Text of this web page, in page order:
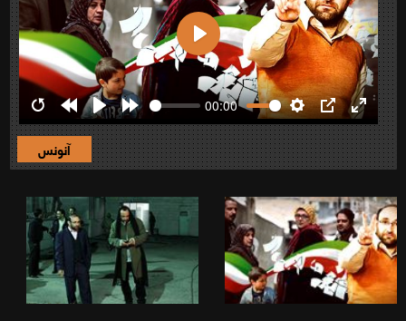
RestartRewind
10s
Play Forward
10s
00:00
Settings
PIP Enter
Play
آنونس